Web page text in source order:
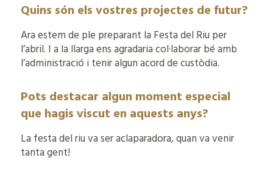
Quins són els vostres projectes de futur?
Ara estem de ple preparant la Festa del Riu per
l’abril. I a la llarga ens agradaria col·laborar bé amb
l’administració i tenir algun acord de custòdia.
Pots destacar algun moment especial
que hagis viscut en aquests anys?
La festa del riu va ser aclaparadora, quan va venir
tanta gent!